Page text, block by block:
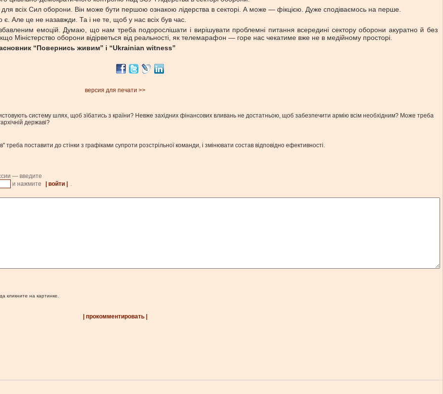
всіх Сил оборони. Він може бути першою ознакою лідерства в секторі. А може — фікцією. Дуже сподіваємось на перше.
Але це не назавжди. Та і не те, щоб у нас всіх був час.
емоцій. Думаю, що нам треба подорослішати і вирішувати проблемні питання всередині сектору оборони акуратно й без
оборони відірветься від реальності, як телемарафон — горе нас чекатиме вже не в медійному просторі.
“Повернись живим” і “Ukrainian witness”
версия для печати >>
систему шлях, щоб зїбатись з країни? Невже західних фінансових вливань не достатньою, щоб забезпечити армію всім необхідним? Може треба
державі?
треба поставити до стінки з графіками супроти розстрільної команди, і змінювати состав відповідно ефективності.
— введите
и нажмите | войти |
.
кликните на картинке.
| прокомментировать |